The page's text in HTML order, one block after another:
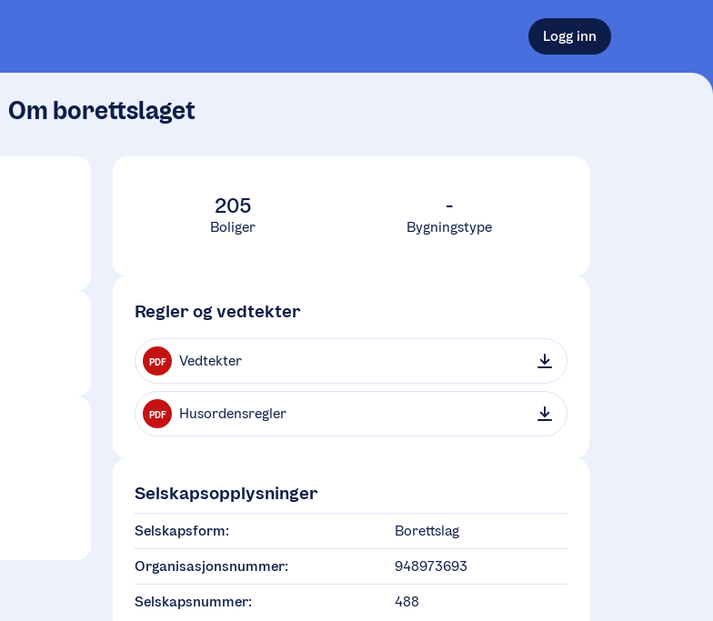
Logg inn
Om borettslaget
205
Boliger
-
Bygningstype
Regler og vedtekter
PDF Vedtekter
PDF Husordensregler
Selskapsopplysninger
Selskapsform: Borettslag
Organisasjonsnummer: 948973693
Selskapsnummer: 488